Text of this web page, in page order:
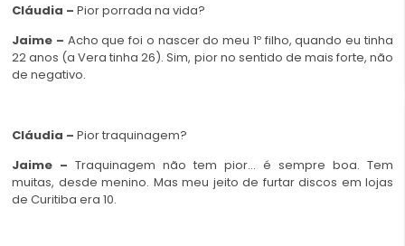
Cláudia – Pior porrada na vida?
Jaime – Acho que foi o nascer do meu 1º filho, quando eu tinha
22 anos (a Vera tinha 26). Sim, pior no sentido de mais forte, não
de negativo.
Cláudia – Pior traquinagem?
Jaime – Traquinagem não tem pior… é sempre boa. Tem
muitas, desde menino. Mas meu jeito de furtar discos em lojas
de Curitiba era 10.